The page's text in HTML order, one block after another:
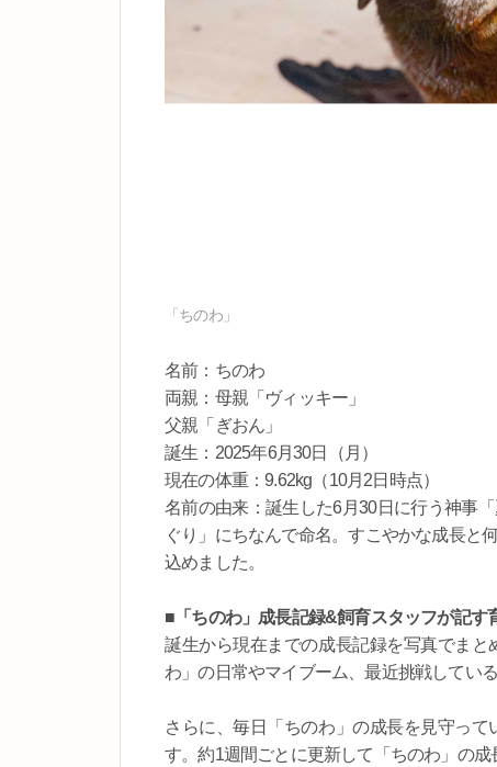
「ちのわ」
名前：ちのわ
両親：母親「ヴィッキー」
父親「ぎおん」
誕生：2025年6月30日（月）
現在の体重：9.62kg（10月2日時点）
名前の由来：誕生した6月30日に行う神事
ぐり」にちなんで命名。すこやかな成長と
込めました。
■「ちのわ」成長記録&飼育スタッフが記す
誕生から現在までの成長記録を写真でま
わ」の日常やマイブーム、最近挑戦してい
さらに、毎日「ちのわ」の成長を見守っ
す。約1週間ごとに更新して「ちのわ」の成